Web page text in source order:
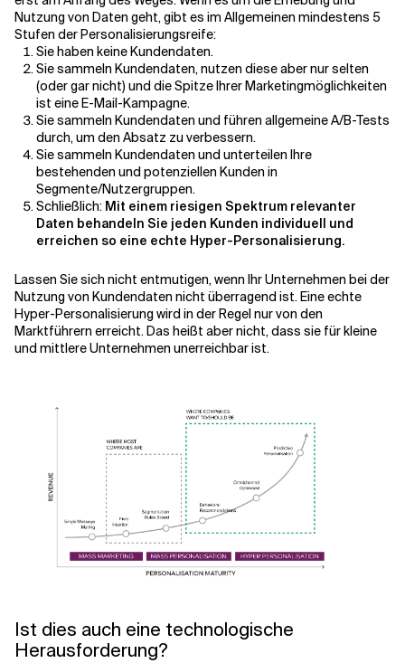
Nutzung von Daten geht, gibt es im Allgemeinen mindestens 5
Stufen der Personalisierungsreife:
Sie haben keine Kundendaten.
Sie sammeln Kundendaten, nutzen diese aber nur selten
(oder gar nicht) und die Spitze Ihrer Marketingmöglichkeiten
ist eine E-Mail-Kampagne.
Sie sammeln Kundendaten und führen allgemeine A/B-Tests
durch, um den Absatz zu verbessern.
Sie sammeln Kundendaten und unterteilen Ihre
bestehenden und potenziellen Kunden in
Segmente/Nutzergruppen.
Schließlich: Mit einem riesigen Spektrum relevanter
Daten behandeln Sie jeden Kunden individuell und
erreichen so eine echte Hyper-Personalisierung.
Lassen Sie sich nicht entmutigen, wenn Ihr Unternehmen bei der
Nutzung von Kundendaten nicht überragend ist. Eine echte
Hyper-Personalisierung wird in der Regel nur von den
Marktführern erreicht. Das heißt aber nicht, dass sie für kleine
und mittlere Unternehmen unerreichbar ist.
Ist dies auch eine technologische
Herausforderung?